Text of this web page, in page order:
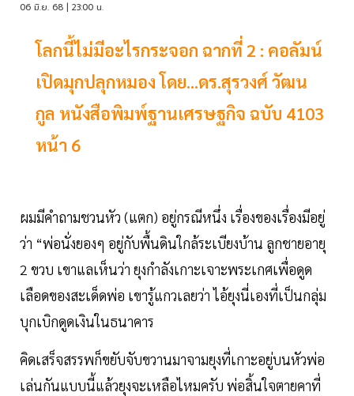
06 มิ.ย. 68 | 23:00 น.
โลกนี้ไม่มีอะไรกระจอก ฉากที่ 2 : คอลัมน์
เปิดมุกปลุกหมอง โดย...ดร.สุรวงศ์ วัฒน
กูล หนังสือพิมพ์ฐานเศรษฐกิจ ฉบับ 4103
หน้า 6
ผมมีคำถามชวนหัว (แตก) อยู่กรณีหนึ่ง เรื่องของเรื่องมีอยู่
ว่า “พ่อนั่งยองๆ อยู่กับพื้นดินใกล้ระเบียงบ้าน ลูกชายอายุ
2 ขวบ เขาแลเห็นว่า ยุงกำลังเกาะเจาะพระเกศเพื่อดูด
เลือดของสะเด็ดพ่อ เขารู้แกวเลยว่า ไอ้ยุงนี่เองที่เป็นกลุ่ม
บุกเบิกดูดเงินในธนาคาร
คิดเสร็จสรรพก็ขยับจับขวานมาจามยุงที่เกาะอยู่บนหัวพ่อ
เล่นกันแบบนี้แล้วยุงจะเหลือไหมครับ พ่อสิ้นใจตายคาที่